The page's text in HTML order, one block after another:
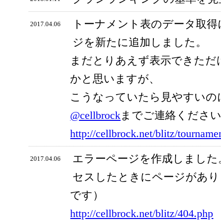
2017.04.06
トーナメント表のデータ取
ジを新たに追加しました。
まだとりあえず表示できた
かと思いますが、
こうなっていたら見やすい
@cellbrockまでご連絡くださ
http://cellbrock.net/blitz/
2017.04.06
エラーページを作成しまし
セスしたときにページがあ
です）
http://cellbrock.net/blitz/404.php